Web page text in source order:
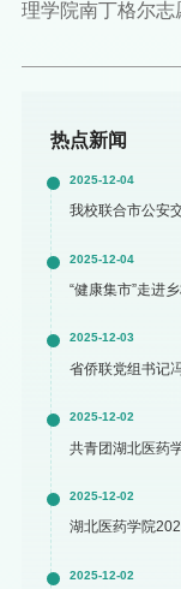
理学院南丁格尔志
热点新闻
2025-12-04
我校联合市公安
2025-12-04
“健康集市”走进
2025-12-03
省侨联党组书记
2025-12-02
共青团湖北医药
2025-12-02
湖北医药学院
2025-12-02